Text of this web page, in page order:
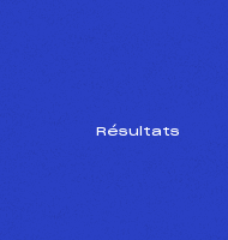
Résultats